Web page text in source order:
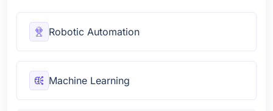
Robotic Automation
Machine Learning